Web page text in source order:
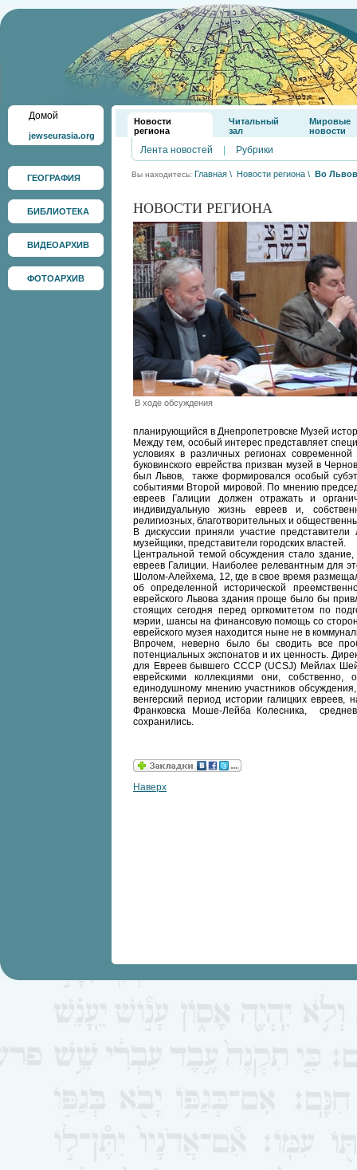
Домой
jewseurasia.org
ГЕОГРАФИЯ
БИБЛИОТЕКА
ВИДЕОАРХИВ
ФОТОАРХИВ
Новости
региона
Читальный
зал
Мировые
новости
Лента новостей Рубрики
Вы находитесь: Главная \ Новости региона \ Во
НОВОСТИ РЕГИОНА
В ходе обсуждения
планирующийся в Днепропетровске Музей
Между тем, особый интерес представляет
условиях в различных регионах
буковинского еврейства призван музей в
был Львов, также формировался особый
событиями Второй мировой. По мнению
евреев Галиции должен отражать и
индивидуальную жизнь евреев и,
религиозных, благотворительных и
В дискуссии приняли участие
музейщики, представители городских властей.
Центральной темой обсуждения стало
евреев Галиции. Наиболее релевантным для
Шолом-Алейхема, 12, где в свое время
об определенной исторической
еврейского Львова здания проще было бы
стоящих сегодня перед оргкомитетом по
мэрии, шансы на финансовую помощь со
еврейского музея находится ныне не в
Впрочем, неверно было бы сводить все
потенциальных экспонатов и их ценность.
для Евреев бывшего СССР (UCSJ) Мейлах
еврейскими коллекциями они,
единодушному мнению участников
венгерский период истории галицких
Франковска Моше-Лейба Колесника,
сохранились.
Наверх